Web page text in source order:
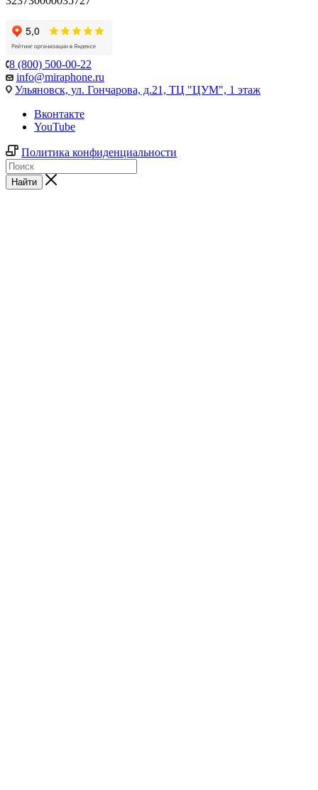
8 (800) 500-00-22
info@miraphone.ru
Ульяновск, ул. Гончарова, д.21, ТЦ "ЦУМ", 1 этаж
Вконтакте
YouTube
Политика конфиденциальности
Найти